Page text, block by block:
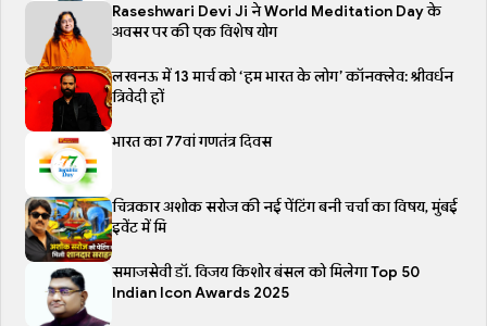
Raseshwari Devi Ji ने World Meditation Day के
अवसर पर की एक विशेष योग
लखनऊ में 13 मार्च को ‘हम भारत के लोग’ कॉनक्लेव: श्रीवर्धन
त्रिवेदी हों
भारत का 77वां गणतंत्र दिवस
चित्रकार अशोक सरोज की नई पेंटिंग बनी चर्चा का विषय, मुंबई
इवेंट में मि
समाजसेवी डॉ. विजय किशोर बंसल को मिलेगा Top 50
Indian Icon Awards 2025